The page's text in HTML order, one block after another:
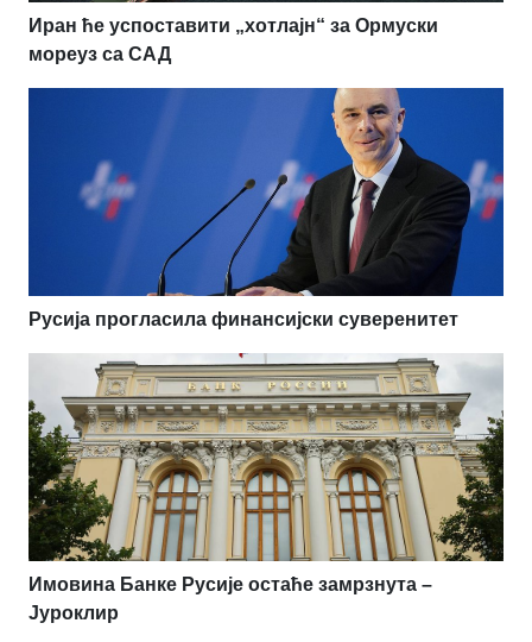
Иран ће успоставити „хотлајн“ за Ормуски
мореуз са САД
Русија прогласила финансијски суверенитет
Имовина Банке Русије остаће замрзнута –
Јуроклир